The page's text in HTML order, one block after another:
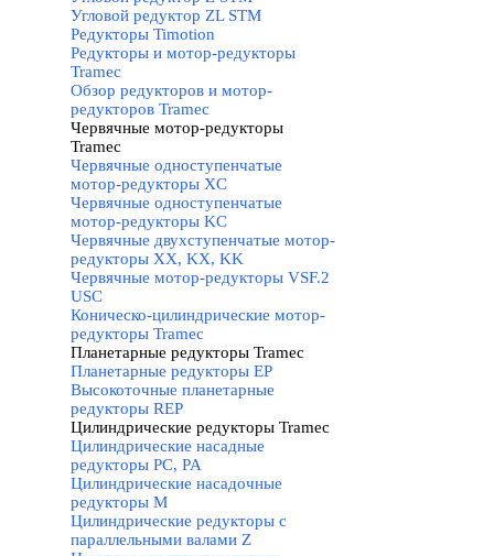
Угловой редуктор ZL STM
Редукторы Timotion
Редукторы и мотор-редукторы
Tramec
Обзор редукторов и мотор-
редукторов Tramec
Червячные мотор-редукторы
Tramec
Червячные одноступенчатые
мотор-редукторы XC
Червячные одноступенчатые
мотор-редукторы KC
Червячные двухступенчатые мотор-
редукторы XX, KX, KK
Червячные мотор-редукторы VSF.2
USC
Коническо-цилиндрические мотор-
редукторы Tramec
Планетарные редукторы Tramec
Планетарные редукторы EP
Высокоточные планетарные
редукторы REP
Цилиндрические редукторы Tramec
Цилиндрические насадные
редукторы PC, PA
Цилиндрические насадочные
редукторы M
Цилиндрические редукторы с
параллельными валами Z